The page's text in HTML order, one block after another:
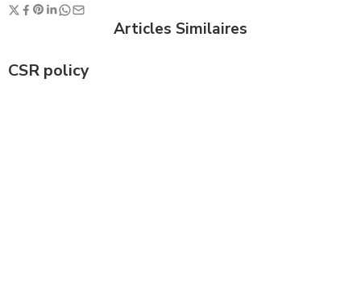
Articles Similaires
CSR policy